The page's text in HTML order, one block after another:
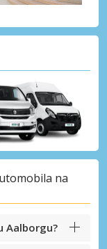
na
Aalborgu?